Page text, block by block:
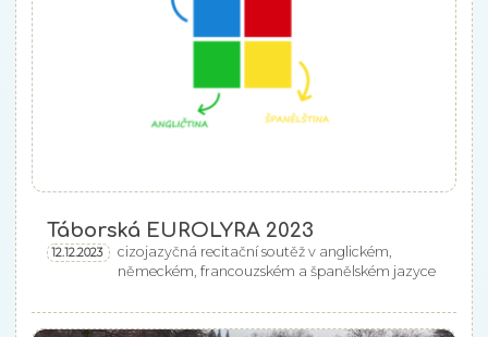
Táborská EUROLYRA 2023
12.12.2023
cizojazyčná recitační soutěž v anglickém,
německém, francouzském a španělském jazyce